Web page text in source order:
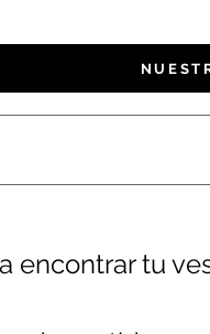
encontrar tu